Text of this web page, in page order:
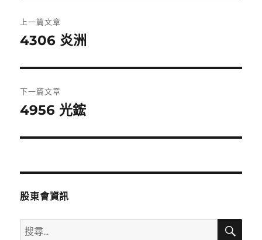
章
覽
上一篇文章
上
篇
文
章:
4306 炎洲
下一篇文章
下
篇
章:
4956 光鋐
股東會資訊
搜
搜